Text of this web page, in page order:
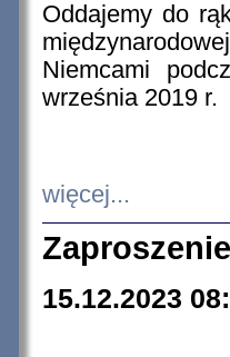
Oddajemy do
Niemcami
września 2019 r.
więcej...
15.12.2023